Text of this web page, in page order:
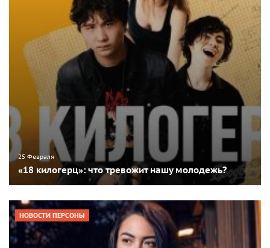
25 Февраля
«18 килогерц»: что тревожит нашу молодежь?
НОВОСТИ ПЕРСОНЫ